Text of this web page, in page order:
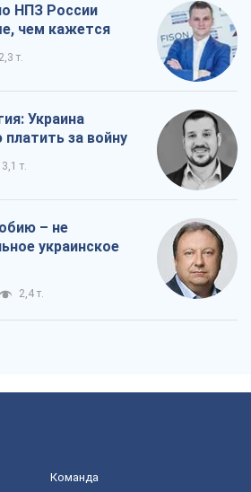
НПЗ России
чем кажется
2,3 т.
Украина
за войну
3,1 т.
– не
украинское
2,4 т.
Команда